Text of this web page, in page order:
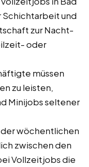
Schichtarbeit und
zur Nacht-
oder
müssen
zu leisten,
Minijobs seltener
der wöchentlichen
zwischen den
Vollzeitjobs die